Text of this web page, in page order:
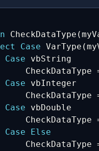
CheckDataType (
Case VarType (
Case vbString
CheckDataType
Case vbInteger
CheckDataType
Case vbDouble
CheckDataType
Case
Else
CheckDataType